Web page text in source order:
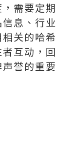
需要定期
息、行业
关的哈希
互动，回
誉的重要